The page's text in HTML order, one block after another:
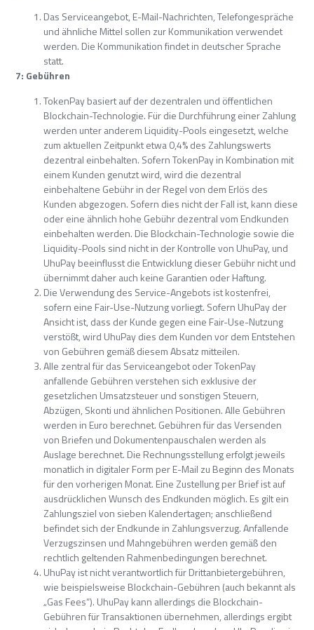
Das Serviceangebot, E-Mail-Nachrichten, Telefongespräche
und ähnliche Mittel sollen zur Kommunikation verwendet
werden. Die Kommunikation findet in deutscher Sprache
statt.
7: Gebühren
TokenPay basiert auf der dezentralen und öffentlichen
Blockchain-Technologie. Für die Durchführung einer Zahlung
werden unter anderem Liquidity-Pools eingesetzt, welche
zum aktuellen Zeitpunkt etwa 0,4% des Zahlungswerts
dezentral einbehalten. Sofern TokenPay in Kombination mit
einem Kunden genutzt wird, wird die dezentral
einbehaltene Gebühr in der Regel von dem Erlös des
Kunden abgezogen. Sofern dies nicht der Fall ist, kann diese
oder eine ähnlich hohe Gebühr dezentral vom Endkunden
einbehalten werden. Die Blockchain-Technologie sowie die
Liquidity-Pools sind nicht in der Kontrolle von UhuPay, und
UhuPay beeinflusst die Entwicklung dieser Gebühr nicht und
übernimmt daher auch keine Garantien oder Haftung.
Die Verwendung des Service-Angebots ist kostenfrei,
sofern eine Fair-Use-Nutzung vorliegt. Sofern UhuPay der
Ansicht ist, dass der Kunde gegen eine Fair-Use-Nutzung
verstößt, wird UhuPay dies dem Kunden vor dem Entstehen
von Gebühren gemäß diesem Absatz mitteilen.
Alle zentral für das Serviceangebot oder TokenPay
anfallende Gebühren verstehen sich exklusive der
gesetzlichen Umsatzsteuer und sonstigen Steuern,
Abzügen, Skonti und ähnlichen Positionen. Alle Gebühren
werden in Euro berechnet. Gebühren für das Versenden
von Briefen und Dokumentenpauschalen werden als
Auslage berechnet. Die Rechnungsstellung erfolgt jeweils
monatlich in digitaler Form per E-Mail zu Beginn des Monats
für den vorherigen Monat. Eine Zustellung per Brief ist auf
ausdrücklichen Wunsch des Endkunden möglich. Es gilt ein
Zahlungsziel von sieben Kalendertagen; anschließend
befindet sich der Endkunde in Zahlungsverzug. Anfallende
Verzugszinsen und Mahngebühren werden gemäß den
rechtlich geltenden Rahmenbedingungen berechnet.
UhuPay ist nicht verantwortlich für Drittanbietergebühren,
wie beispielsweise Blockchain-Gebühren (auch bekannt als
„Gas Fees“). UhuPay kann allerdings die Blockchain-
Gebühren für Transaktionen übernehmen, allerdings ergibt